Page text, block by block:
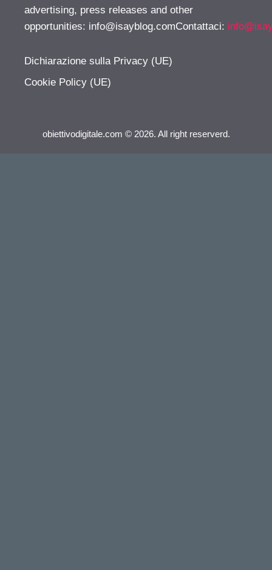
advertising, press releases and other
opportunities: info@isayblog.comContattaci:
Dichiarazione sulla Privacy (UE)
Cookie Policy (UE)
obiettivodigitale.com © 2026. All right reserverd.